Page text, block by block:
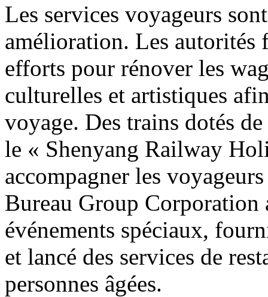
Les services voyageurs
amélioration. Les
efforts pour rénover les
culturelles et artistiques
voyage. Des trains dotés
le « Shenyang Railway
accompagner les
Bureau Group Corporation
événements spéciaux,
et lancé des services de
personnes âgées.